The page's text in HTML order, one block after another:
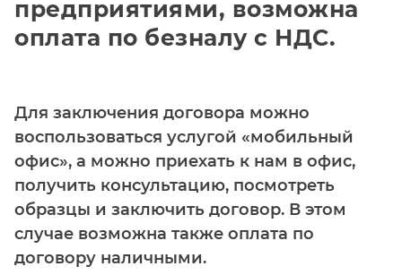
предприятиями, возможна
оплата по безналу с НДС.
Для заключения договора можно
воспользоваться услугой «мобильный
офис», а можно приехать к нам в офис,
получить консультацию, посмотреть
образцы и заключить договор. В этом
случае возможна также оплата по
договору наличными.